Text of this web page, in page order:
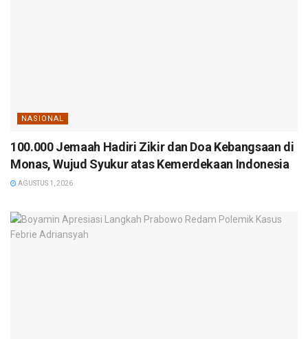
NASIONAL
100.000 Jemaah Hadiri Zikir dan Doa Kebangsaan di
Monas, Wujud Syukur atas Kemerdekaan Indonesia
AGUSTUS 1, 2026